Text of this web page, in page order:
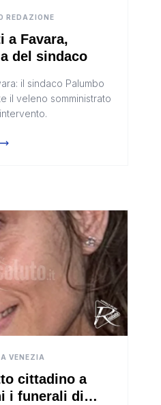
REDAZIONE
a Favara,
del sindaco
il sindaco Palumbo
il veleno somministrato
VENEZIA
cittadino a
i funerali di